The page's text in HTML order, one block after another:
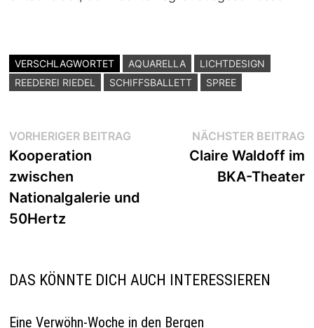
VERSCHLAGWORTET AQUARELLA
LICHTDESIGN
REEDEREI RIEDEL
SCHIFFSBALLETT SPREE
Beitragsnavigation
VORHERIGER BEITRAGVorheriger
Kooperation
zwischen
Nationalgalerie und
50Hertz
NÄCHSTER BEITRAG
Claire Waldoff im
BKA-Theater
DAS KÖNNTE DICH AUCH INTERESSIEREN
Eine Verwöhn-Woche in den Bergen